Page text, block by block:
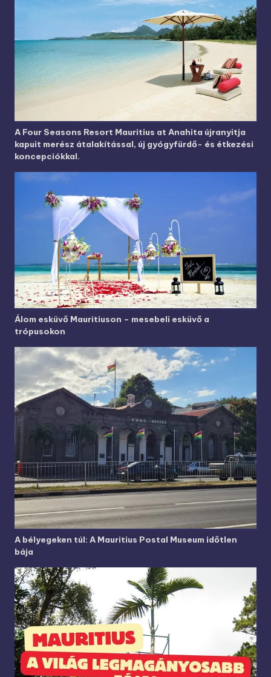
A Four Seasons Resort Mauritius at Anahita újranyitja
kapuit merész átalakítással, új gyógyfürdő- és étkezési
koncepciókkal.
Álom esküvő Mauritiuson – mesebeli esküvő a
trópusokon
A bélyegeken túl: A Mauritius Postal Museum időtlen
bája